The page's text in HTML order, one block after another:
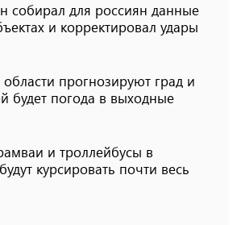
собирал для россиян данные
и ​​корректировал удары
прогнозируют град и
будет погода в выходные
и троллейбусы в
курсировать почти весь